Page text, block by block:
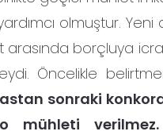
olmuştur.
borçluya
Öncelikle
sonraki
mühleti verilmez.